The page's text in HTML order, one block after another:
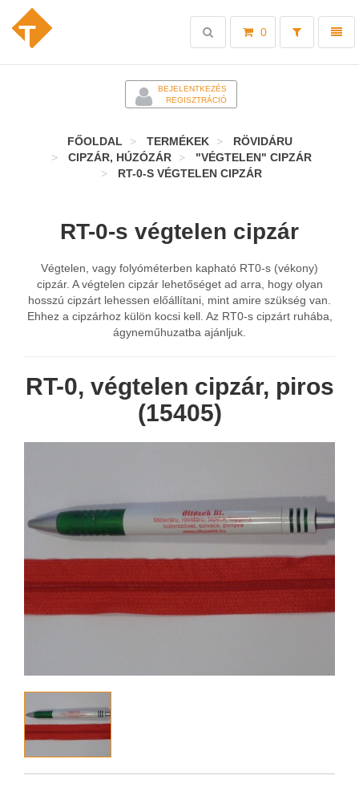
Toggle
0
Toggle
search
BEJELENTKEZÉS
REGISZTRÁCIÓ
FŐOLDAL TERMÉKEK
RÖVIDÁRU
CIPZÁR, HÚZÓZÁR
"VÉGTELEN" CIPZÁR
RT-0-S VÉGTELEN CIPZÁR
RT-0-s végtelen cipzár
Végtelen, vagy folyóméterben kapható RT0-s (vékony)
cipzár. A végtelen cipzár lehetőséget ad arra, hogy olyan
hosszú cipzárt lehessen előállítani, mint amire szükség van.
Ehhez a cipzárhoz külön kocsi kell. Az RT0-s cipzárt ruhába,
ágyneműhuzatba ajánljuk.
RT-0, végtelen cipzár, piros
(15405)